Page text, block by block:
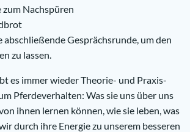
zum Nachspüren
abschließende Gesprächsrunde, um den
zu lassen.
es immer wieder Theorie- und Praxis-
Pferdeverhalten: Was sie uns über uns
ihnen lernen können, wie sie leben, was
durch ihre Energie zu unserem besseren